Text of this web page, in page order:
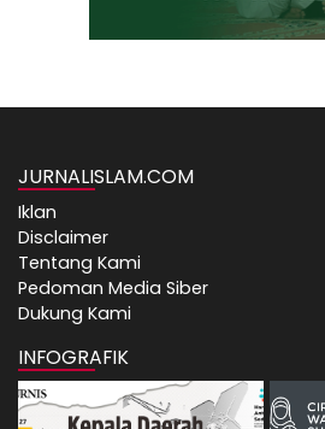
JURNALISLAM.COM
Iklan
Disclaimer
Tentang Kami
Pedoman Media Siber
Dukung Kami
INFOGRAFIK